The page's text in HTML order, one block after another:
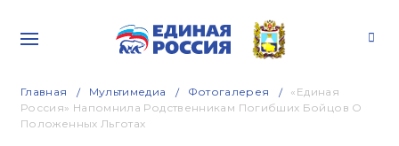
Главная Мультимедиа Фотогалерея
«Единая
Россия» Напомнила Родственникам Погибших Бойцов О
Положенных Льготах